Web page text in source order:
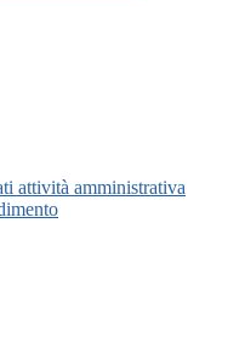
attività amministrativa